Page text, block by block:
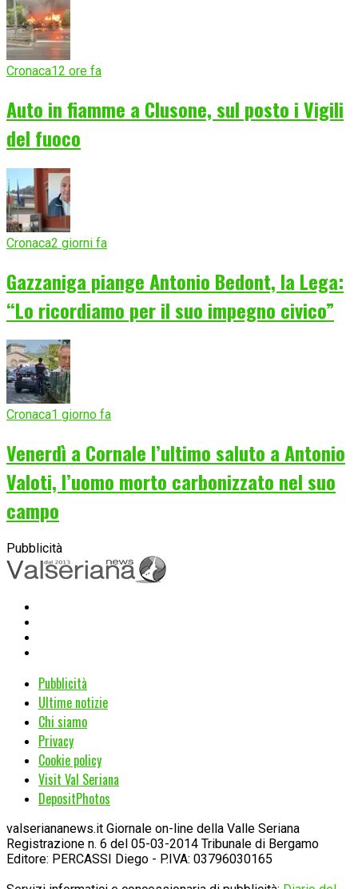
Cronaca12 ore fa
Auto in fiamme a Clusone, sul posto i Vigili
del fuoco
Cronaca2 giorni fa
Gazzaniga piange Antonio Bedont, la Lega:
“Lo ricordiamo per il suo impegno civico”
Cronaca1 giorno fa
Venerdì a Cornale l’ultimo saluto a Antonio
Valoti, l’uomo morto carbonizzato nel suo
campo
Pubblicità
Pubblicità
Ultime notizie
Chi siamo
Privacy
Cookie policy
Visit Val Seriana
DepositPhotos
valseriananews.it Giornale on-line della Valle Seriana
Registrazione n. 6 del 05-03-2014 Tribunale di Bergamo
Editore: PERCASSI Diego - P.IVA: 03796030165